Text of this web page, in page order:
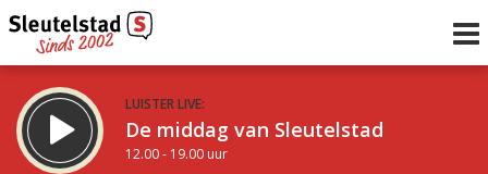
LUISTER LIVE:
De middag van Sleutelstad
12.00 - 19.00 uur